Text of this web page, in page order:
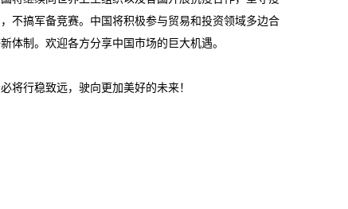
不搞军备竞赛。中国将积极参与贸易和投资领域多边合
体制。欢迎各方分享中国市场的巨大机遇。
行稳致远，驶向更加美好的未来！